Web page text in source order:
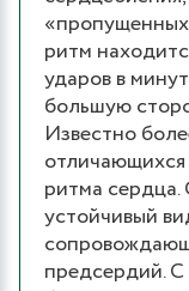
ритм
ударов в
большую
Известно
ритма
устойчивый
предсердий. С